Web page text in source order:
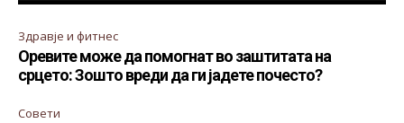
Здравје и фитнес
Оревите може да помогнат во заштитата на
срцето: Зошто вреди да ги јадете почесто?
Совети